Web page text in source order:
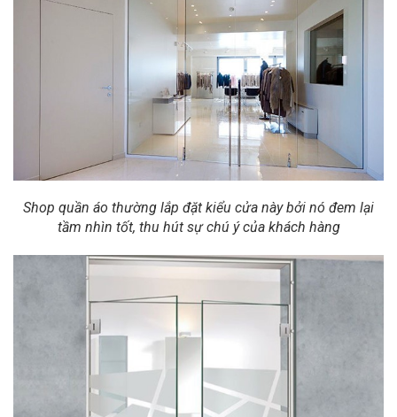
Shop quần áo thường lắp đặt kiểu cửa này bởi nó đem lại
tầm nhìn tốt, thu hút sự chú ý của khách hàng